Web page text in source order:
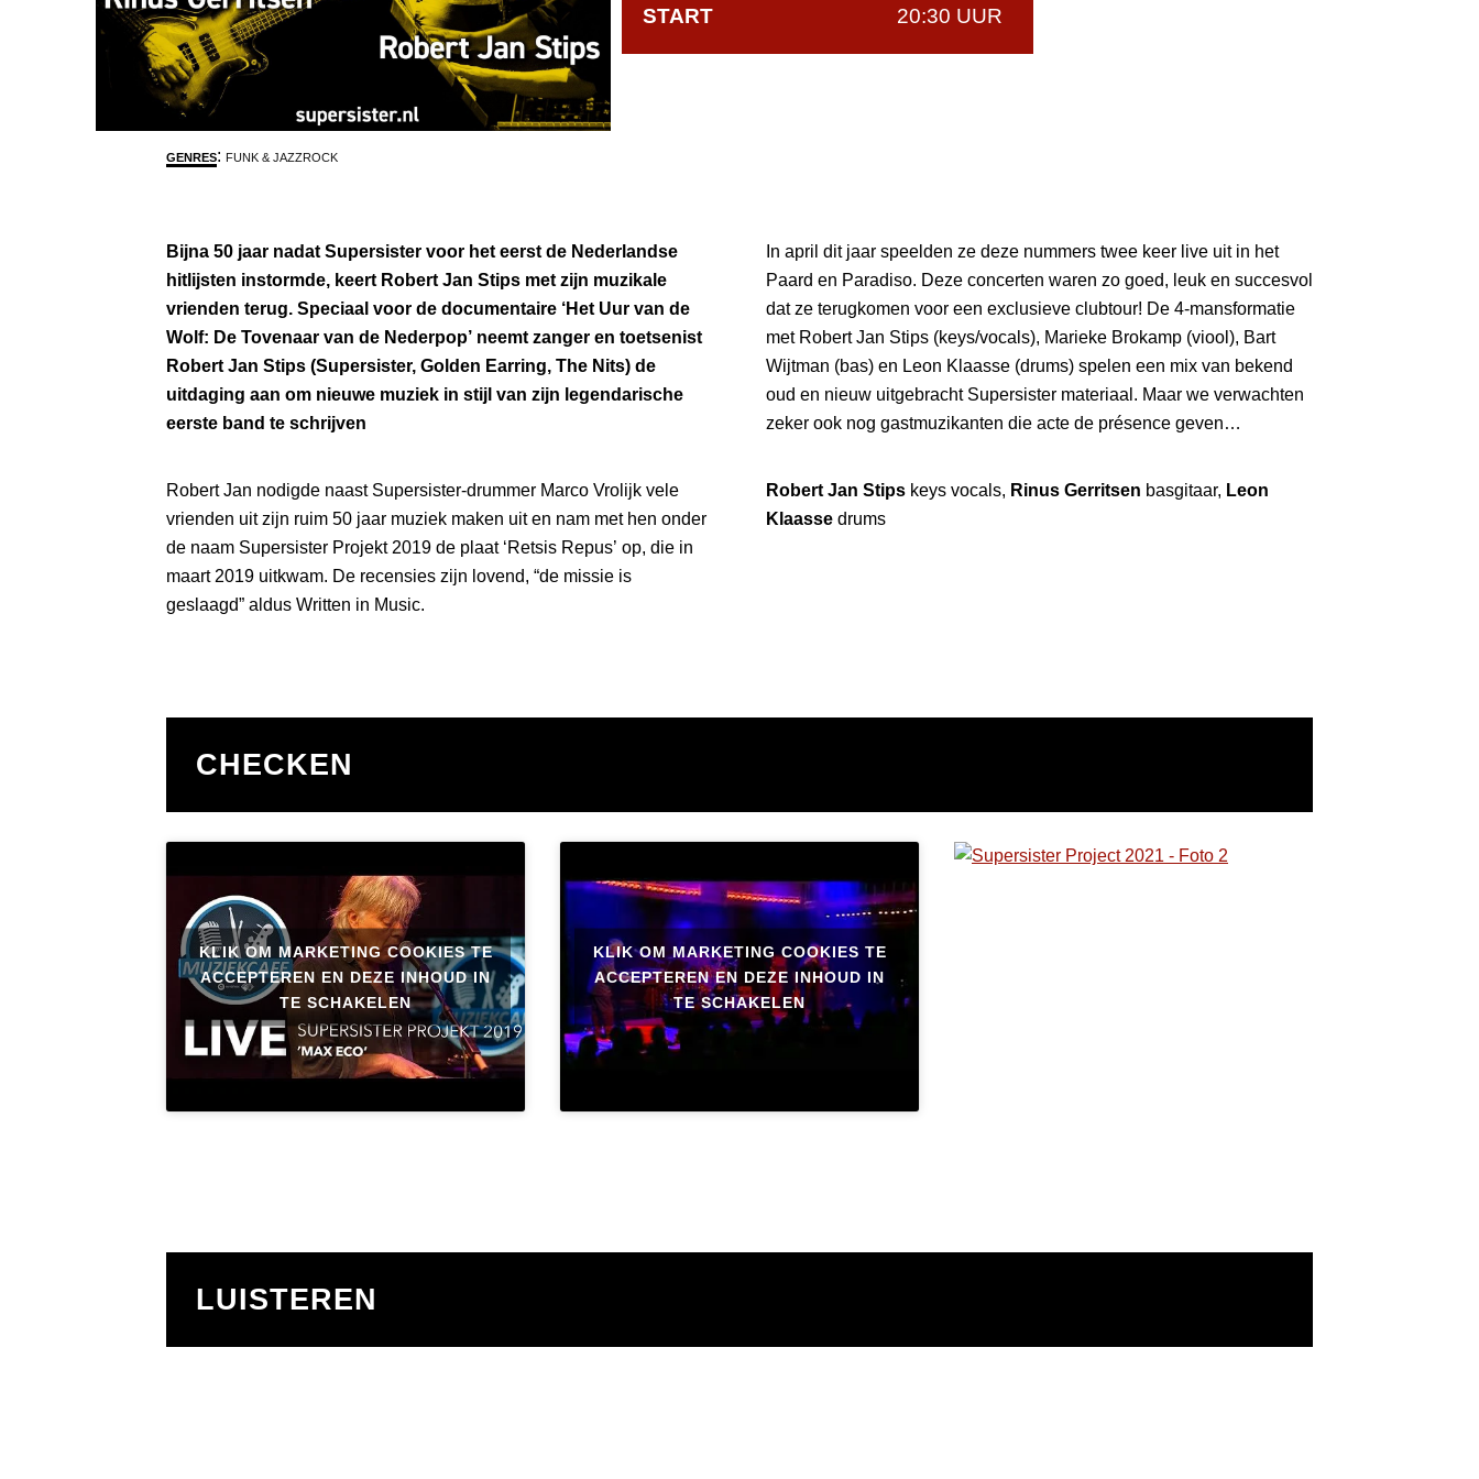
START
20:30 UUR
GENRES: FUNK & JAZZROCK
Bijna 50 jaar nadat Supersister voor het eerst de Nederlandse
hitlijsten instormde, keert Robert Jan Stips met zijn muzikale
vrienden terug. Speciaal voor de documentaire ‘Het Uur van de
Wolf: De Tovenaar van de Nederpop’ neemt zanger en toetsenist
Robert Jan Stips (Supersister, Golden Earring, The Nits) de
uitdaging aan om nieuwe muziek in stijl van zijn legendarische
eerste band te schrijven
Robert Jan nodigde naast Supersister-drummer Marco Vrolijk vele
vrienden uit zijn ruim 50 jaar muziek maken uit en nam met hen onder
de naam Supersister Projekt 2019 de plaat ‘Retsis Repus’ op, die in
maart 2019 uitkwam. De recensies zijn lovend, “de missie is
geslaagd” aldus Written in Music.
In april dit jaar speelden ze deze nummers twee keer live uit in het
Paard en Paradiso. Deze concerten waren zo goed, leuk en succesvol
dat ze terugkomen voor een exclusieve clubtour! De 4-mansformatie
met Robert Jan Stips (keys/vocals), Marieke Brokamp (viool), Bart
Wijtman (bas) en Leon Klaasse (drums) spelen een mix van bekend
oud en nieuw uitgebracht Supersister materiaal. Maar we verwachten
zeker ook nog gastmuzikanten die acte de présence geven…
Robert Jan Stips keys vocals, Rinus Gerritsen basgitaar, Leon
Klaasse drums
CHECKEN
KLIK OM MARKETING COOKIES TE
ACCEPTEREN EN DEZE INHOUD IN
TE SCHAKELEN
KLIK OM MARKETING COOKIES TE
ACCEPTEREN EN DEZE INHOUD IN
TE SCHAKELEN
LUISTEREN